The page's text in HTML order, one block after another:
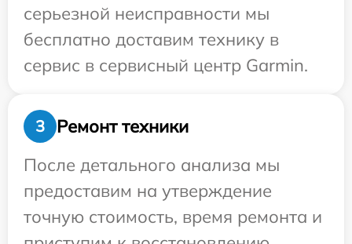
серьезной неисправности мы
бесплатно доставим технику в
сервис в сервисный центр Garmin.
3
Ремонт техники
После детального анализа мы
предоставим на утверждение
точную стоимость, время ремонта и